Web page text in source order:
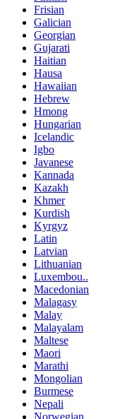
Frisian
Galician
Georgian
Gujarati
Haitian
Hausa
Hawaiian
Hebrew
Hmong
Hungarian
Icelandic
Igbo
Javanese
Kannada
Kazakh
Khmer
Kurdish
Kyrgyz
Latin
Latvian
Lithuanian
Luxembou..
Macedonian
Malagasy
Malay
Malayalam
Maltese
Maori
Marathi
Mongolian
Burmese
Nepali